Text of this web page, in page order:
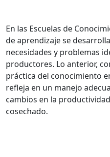
En las Escuelas de
de aprendizaje se
necesidades y problemas
productores. Lo anterior,
práctica del conocimiento
refleja en un manejo
cambios en la
cosechado.